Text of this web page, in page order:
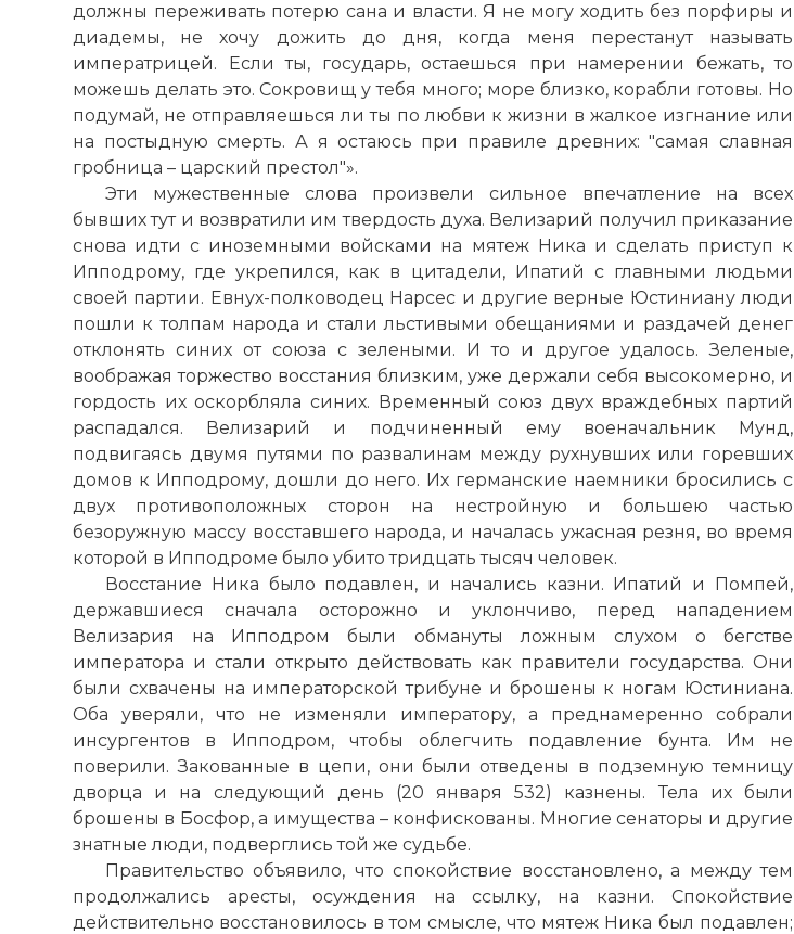
должны переживать потерю сана и власти. Я не могу ходить без порфиры и
диадемы, не хочу дожить до дня, когда меня перестанут называть
императрицей. Если ты, государь, остаешься при намерении бежать, то
можешь делать это. Сокровищ у тебя много; море близко, корабли готовы. Но
подумай, не отправляешься ли ты по любви к жизни в жалкое изгнание или
на постыдную смерть. А я остаюсь при правиле древних: "самая славная
гробница – царский престол"».
Эти мужественные слова произвели сильное впечатление на всех
бывших тут и возвратили им твердость духа. Велизарий получил приказание
снова идти с иноземными войсками на мятеж Ника и сделать приступ к
Ипподрому, где укрепился, как в цитадели, Ипатий с главными людьми
своей партии. Евнух-полководец Нарсес и другие верные Юстиниану люди
пошли к толпам народа и стали льстивыми обещаниями и раздачей денег
отклонять синих от союза с зелеными. И то и другое удалось. Зеленые,
воображая торжество восстания близким, уже держали себя высокомерно, и
гордость их оскорбляла синих. Временный союз двух враждебных партий
распадался. Велизарий и подчиненный ему военачальник Мунд,
подвигаясь двумя путями по развалинам между рухнувших или горевших
домов к Ипподрому, дошли до него. Их германские наемники бросились с
двух противоположных сторон на нестройную и большею частью
безоружную массу восставшего народа, и началась ужасная резня, во время
которой в Ипподроме было убито тридцать тысяч человек.
Восстание Ника было подавлен, и начались казни. Ипатий и Помпей,
державшиеся сначала осторожно и уклончиво, перед нападением
Велизария на Ипподром были обмануты ложным слухом о бегстве
императора и стали открыто действовать как правители государства. Они
были схвачены на императорской трибуне и брошены к ногам Юстиниана.
Оба уверяли, что не изменяли императору, а преднамеренно собрали
инсургентов в Ипподром, чтобы облегчить подавление бунта. Им не
поверили. Закованные в цепи, они были отведены в подземную темницу
дворца и на следующий день (20 января 532) казнены. Тела их были
брошены в Босфор, а имущества – конфискованы. Многие сенаторы и другие
знатные люди, подверглись той же судьбе.
Правительство объявило, что спокойствие восстановлено, а между тем
продолжались аресты, осуждения на ссылку, на казни. Спокойствие
действительно восстановилось в том смысле, что мятеж Ника был подавлен;
Юстиниан с придворными
Фото статьи: